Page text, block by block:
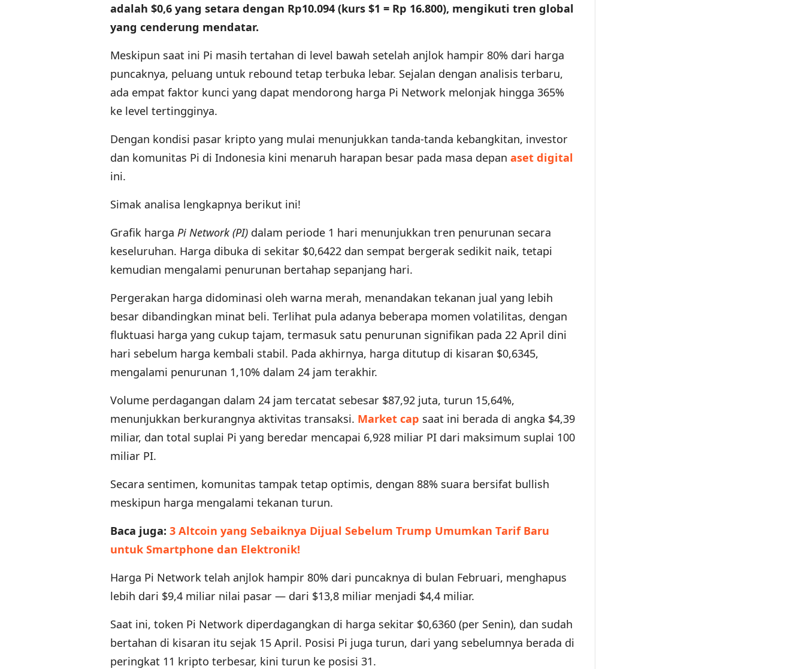
adalah $0,6 yang setara dengan Rp10.094 (kurs $1 = Rp 16.800), mengikuti tren global
yang cenderung mendatar.
Meskipun saat ini Pi masih tertahan di level bawah setelah anjlok hampir 80% dari harga
puncaknya, peluang untuk rebound tetap terbuka lebar. Sejalan dengan analisis terbaru,
ada empat faktor kunci yang dapat mendorong harga Pi Network melonjak hingga 365%
ke level tertingginya.
Dengan kondisi pasar kripto yang mulai menunjukkan tanda-tanda kebangkitan, investor
dan komunitas Pi di Indonesia kini menaruh harapan besar pada masa depan aset digital
ini.
Simak analisa lengkapnya berikut ini!
Grafik harga Pi Network (PI) dalam periode 1 hari menunjukkan tren penurunan secara
keseluruhan. Harga dibuka di sekitar $0,6422 dan sempat bergerak sedikit naik, tetapi
kemudian mengalami penurunan bertahap sepanjang hari.
Pergerakan harga didominasi oleh warna merah, menandakan tekanan jual yang lebih
besar dibandingkan minat beli. Terlihat pula adanya beberapa momen volatilitas, dengan
fluktuasi harga yang cukup tajam, termasuk satu penurunan signifikan pada 22 April dini
hari sebelum harga kembali stabil. Pada akhirnya, harga ditutup di kisaran $0,6345,
mengalami penurunan 1,10% dalam 24 jam terakhir.
Volume perdagangan dalam 24 jam tercatat sebesar $87,92 juta, turun 15,64%,
menunjukkan berkurangnya aktivitas transaksi. Market cap saat ini berada di angka $4,39
miliar, dan total suplai Pi yang beredar mencapai 6,928 miliar PI dari maksimum suplai 100
miliar PI.
Secara sentimen, komunitas tampak tetap optimis, dengan 88% suara bersifat bullish
meskipun harga mengalami tekanan turun.
Baca juga: 3 Altcoin yang Sebaiknya Dijual Sebelum Trump Umumkan Tarif Baru
untuk Smartphone dan Elektronik!
Harga Pi Network telah anjlok hampir 80% dari puncaknya di bulan Februari, menghapus
lebih dari $9,4 miliar nilai pasar — dari $13,8 miliar menjadi $4,4 miliar.
Saat ini, token Pi Network diperdagangkan di harga sekitar $0,6360 (per Senin), dan sudah
bertahan di kisaran itu sejak 15 April. Posisi Pi juga turun, dari yang sebelumnya berada di
peringkat 11 kripto terbesar, kini turun ke posisi 31.